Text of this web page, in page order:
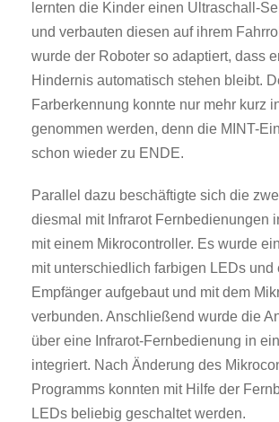
lernten die Kinder einen Ultraschall-
und verbauten diesen auf ihrem
wurde der Roboter so adaptiert, dass
Hindernis automatisch stehen bleibt.
Farberkennung konnte nur mehr kurz
genommen werden, denn die MINT-
schon wieder zu ENDE.
Parallel dazu beschäftigte sich die
diesmal mit Infrarot Fernbedienungen
mit einem Mikrocontroller. Es wurde
mit unterschiedlich farbigen LEDs und
Empfänger aufgebaut und mit dem
verbunden. Anschließend wurde die
über eine Infrarot-Fernbedienung in
integriert. Nach Änderung des
Programms konnten mit Hilfe der
LEDs beliebig geschaltet werden.